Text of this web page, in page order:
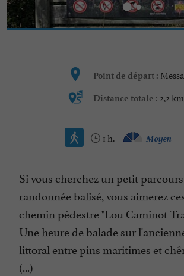
Point de départ :
Distance totale : 2,2 km
1 h. Moyen
Si vous cherchez un petit
randonnée balisé, vous aimerez
chemin pédestre "Lou Caminot
Une heure de balade sur
littoral entre pins maritimes et
(...)